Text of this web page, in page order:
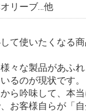
リーブ…他
て使いたくなる
々な製品があふれ
るのが現状です。
ら吟味して、本
お客様自らが「